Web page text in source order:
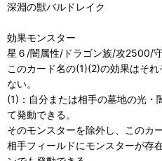
深淵の獣バルドレイク
効果モンスター
星６/闇属性/ドラゴン族/攻2500/
このカード名の(1)(2)の効果はそ
ない。
(1)：自分または相手の墓地の光・
て発動できる。
そのモンスターを除外し、このカ
相手フィールドにモンスターが存